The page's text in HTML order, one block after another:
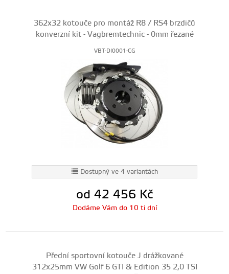
362x32 kotouče pro montáž R8 / RS4 brzdičů
konverzní kit - Vagbremtechnic - 0mm řezané
VBT-DI0001-CG
Dostupný ve 4 variantách
od 42 456 Kč
Dodáme Vám do 10 ti dní
Přední sportovní kotouče J drážkované
312x25mm VW Golf 6 GTI & Edition 35 2,0 TSI